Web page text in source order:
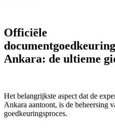
Officiële
Ankara: de ultieme
Het belangrijkste aspect dat de
Ankara aantoont, is de beheersing
goedkeuringsproces.